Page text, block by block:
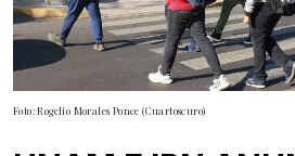
Foto: Rogelio Morales Ponce (Cuartoscuro)